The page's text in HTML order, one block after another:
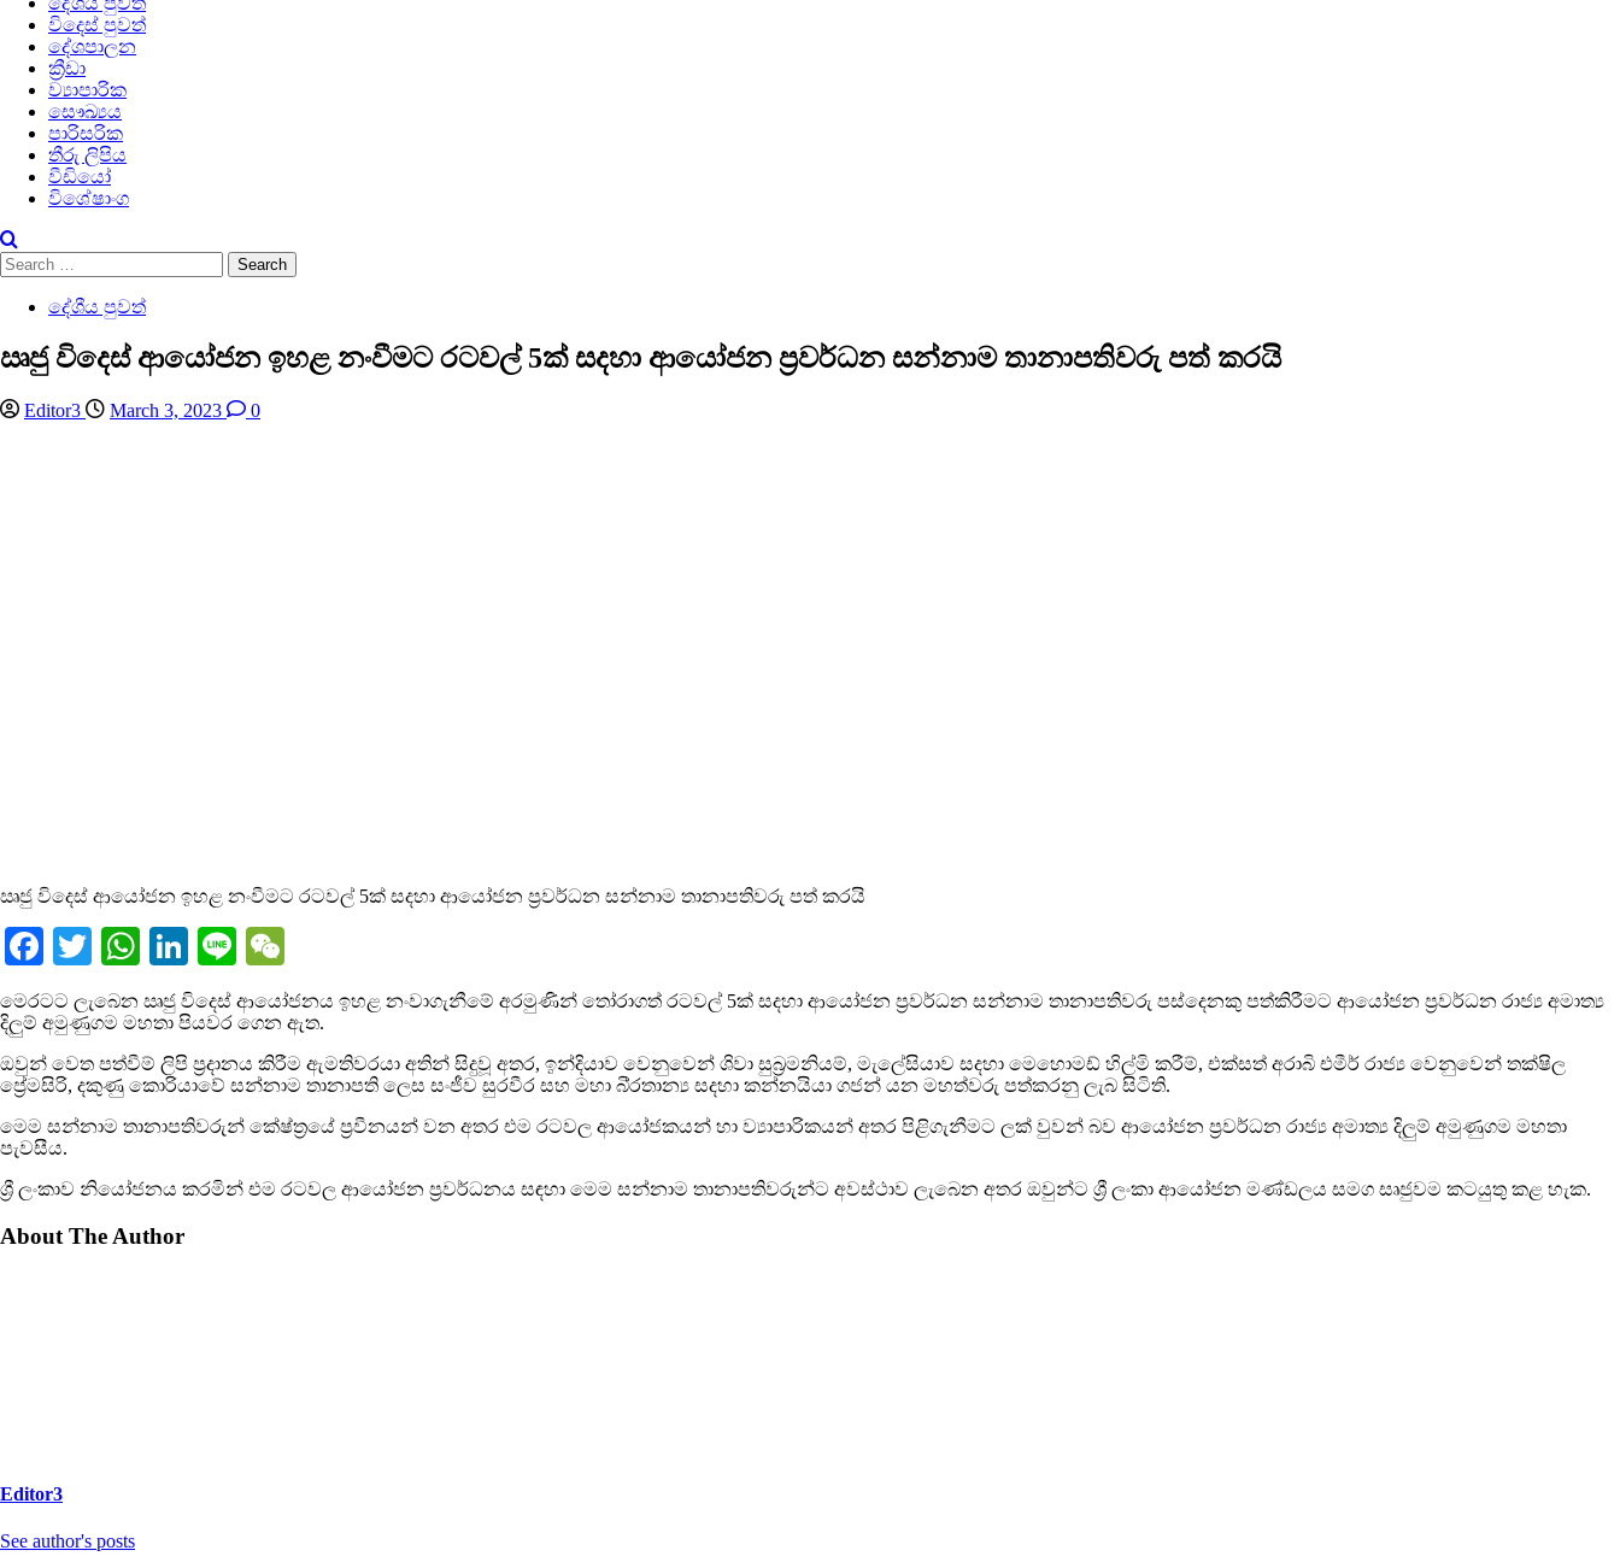
විදෙස් පුවත්
දේශපාලන
ක්‍රීඩා
ව්‍යාපාරික
සෞඛ්‍යය
පාරිසරික
තීරු ලිපිය
වීඩියෝ
විශේෂාංග
Search
for:
දේශීය පුවත්
ඍජු විදෙස් ආයෝජන ඉහළ නංවීමට රටවල් 5ක් සදහා ආයෝජන ප්‍රවර්ධන සන්නාම තානාපතිවරු පත් කරයි
Editor3 March 3, 2023 0
ඍජු විදෙස් ආයෝජන ඉහළ නංවීමට රටවල් 5ක් සදහා ආයෝජන ප්‍රවර්ධන සන්නාම තානාපතිවරු පත් කරයි
Facebook
TwitterWhatsApp
LinkedIn
Line
මෙරටට ලැබෙන ඍජු විදෙස් ආයෝජනය ඉහළ නංවාගැනීමේ අරමුණින් තෝරාගත් රටවල් 5ක් සදහා ආයෝජන ප්‍රවර්ධන සන්නාම තානාපතිවරු පස්දෙනකු පත්කිරීමට ආයෝජන ප්‍රවර්ධන රාජ්‍ය අමාත්‍ය
දිලුම් අමුණුගම මහතා පියවර ගෙන ඇත.
ඔවුන් වෙත පත්වීම් ලිපි ප්‍රදානය කිරීම ඇමතිවරයා අතින් සිදුවූ අතර, ඉන්දියාව වෙනුවෙන් ශිවා සුබ්‍රමනියම්, මැලේසියාව සදහා මෙහොමඩ් හිල්මි කරීම්, එක්සත් අරාබි එමීර් රාජ්‍ය වෙනුවෙන් තක්ෂිල
ප්‍රේමසිරි, දකුණු කොරියාවේ සන්නාම තානාපති ලෙස සංජීව සුරවීර සහ මහා බි්‍රතාන්‍ය සදහා කන්නයියා ගජන් යන මහත්වරු පත්කරනු ලැබ සිටිති.
මෙම සන්නාම තානාපතිවරුන් කේෂ්ත්‍රයේ ප්‍රවීනයන් වන අතර එම රටවල ආයෝජකයන් හා ව්‍යාපාරිකයන් අතර පිළිගැනීමට ලක් වුවන් බව ආයෝජන ප්‍රවර්ධන රාජ්‍ය අමාත්‍ය දිලුම් අමුණුගම මහතා
පැවසීය.
ශ්‍රී ලංකාව නියෝජනය කරමින් එම රටවල ආයෝජන ප්‍රවර්ධනය සඳහා මෙම සන්නාම තානාපතිවරුන්ට අවස්ථාව ලැබෙන අතර ඔවුන්ට ශ්‍රී ලංකා ආයෝජන මණ්ඩලය සමග සෘජුවම කටයුතු කළ හැක.
About The Author
Editor3
See author's posts